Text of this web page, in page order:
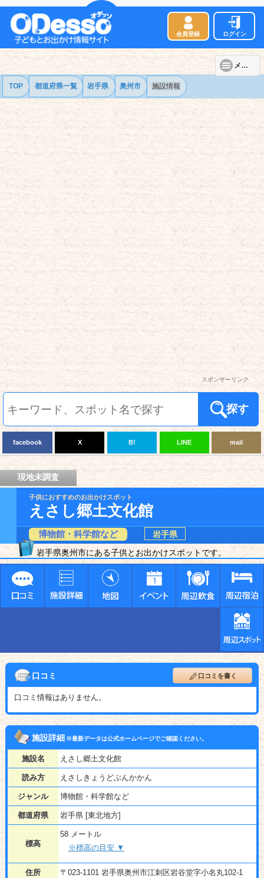
会員登録 ログイン
メニュー
TOP 都道府県一覧 岩手県 奥州市 施設情報
スポンサーリンク
探す
facebook X B! LINE mail
現地未調査
子供におすすめのお出かけスポット
えさし郷土文化館
博物館・科学館など
岩手県
岩手県奥州市にある子供とお出かけスポットです。
口コミ 口コミを書く
口コミ情報はありません。
施設詳細※最新データは公式ホームページでご確認ください。
施設名 えさし郷土文化館
読み方 えさしきょうどぶんかかん
ジャンル 博物館・科学館など
都道府県 岩手県 [東北地方]
標高
58 メートル
※標高の目安 ▼
住所 〒023-1101 岩手県奥州市江刺区岩谷堂字小名丸102-1